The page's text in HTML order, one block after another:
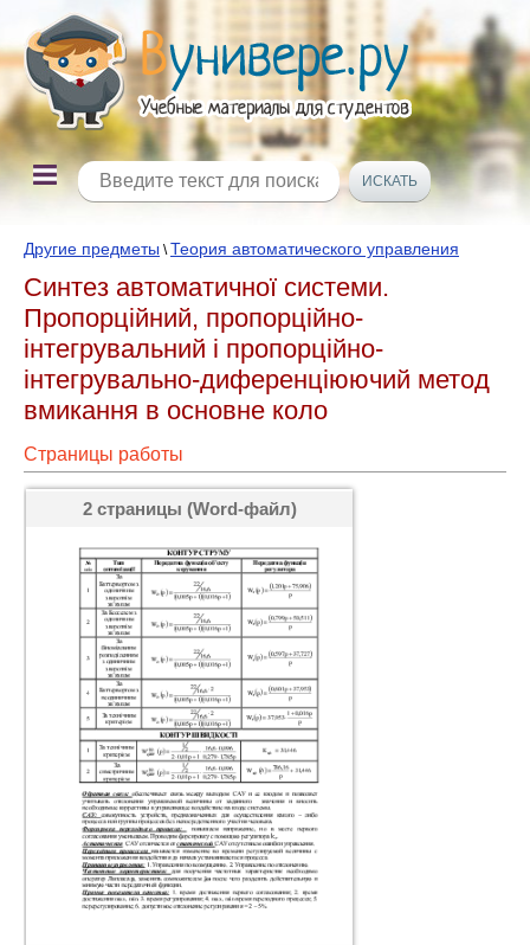
Другие предметы \Теория автоматического управления
Синтез автоматичної системи.
Пропорційний, пропорційно-
інтегрувальний і пропорційно-
інтегрувально-диференціюючий метод
вмикання в основне коло
Страницы работы
2 страницы (Word-файл)